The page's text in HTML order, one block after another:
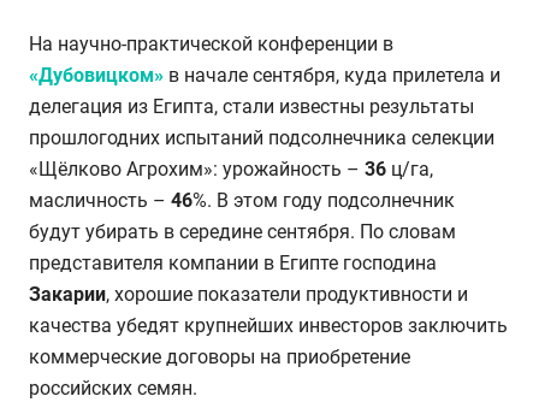
На научно-практической конференции в
«Дубовицком» в начале сентября, куда прилетела и
делегация из Египта, стали известны результаты
прошлогодних испытаний подсолнечника селекции
«Щёлково Агрохим»: урожайность – 36 ц/га,
масличность – 46%. В этом году подсолнечник
будут убирать в середине сентября. По словам
представителя компании в Египте господина
Закарии, хорошие показатели продуктивности и
качества убедят крупнейших инвесторов заключить
коммерческие договоры на приобретение
российских семян.